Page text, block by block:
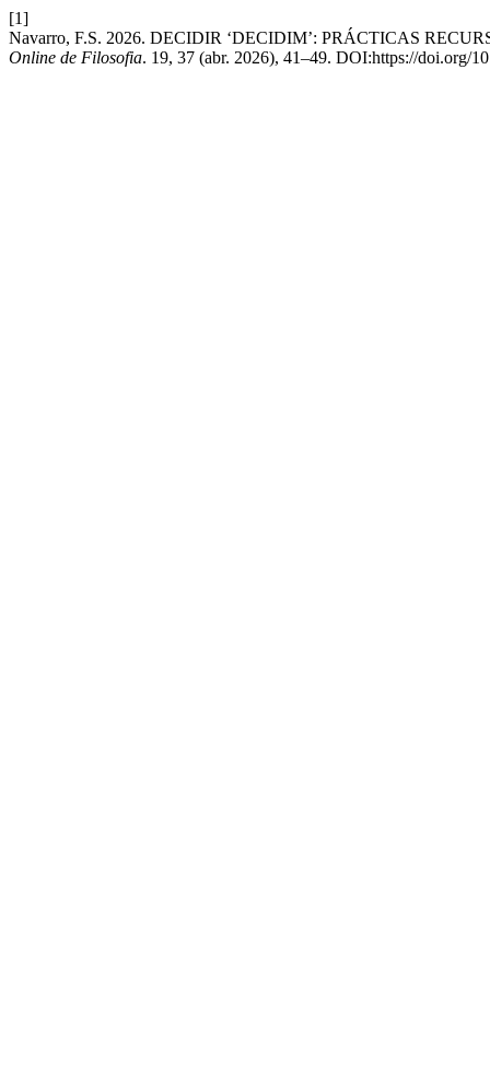
[1]
Navarro, F.S. 2026. DECIDIR ‘DECIDIM’: PRÁCTICAS
Online de Filosofia. 19, 37 (abr. 2026), 41–49. DOI:https://doi.org/